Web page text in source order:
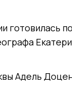
готовилась
Адель